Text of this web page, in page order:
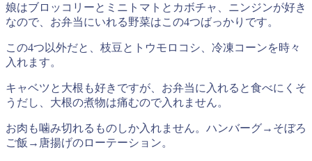
娘はブロッコリーとミニトマトとカボチャ、ニンジンが好き
なので、お弁当にいれる野菜はこの4つばっかりです。
この4つ以外だと、枝豆とトウモロコシ、冷凍コーンを時々
入れます。
キャベツと大根も好きですが、お弁当に入れると食べにくそ
うだし、大根の煮物は痛むので入れません。
お肉も噛み切れるものしか入れません。ハンバーグ→そぼろ
ご飯→唐揚げのローテーション。